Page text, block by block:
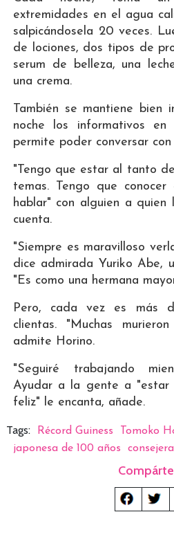
extremidades en el agua
salpicándosela 20 veces.
de lociones, dos tipos de
serum de belleza, una
una crema.
También se mantiene bien
noche los informativos
permite poder conversar
"Tengo que estar al tanto
temas. Tengo que
hablar" con alguien a
cuenta.
"Siempre es maravilloso
dice admirada Yuriko Abe,
"Es como una hermana
Pero, cada vez es más
clientas. "Muchas
admite Horino.
"Seguiré trabajando
Ayudar a la gente a "estar
feliz" le encanta, añade.
Tags: Récord Guiness
Tomoko
japonesa de 100 años